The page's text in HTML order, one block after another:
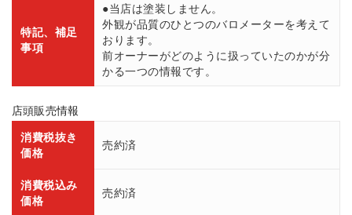
特記、補足
事項
●当店は塗装しません。
外観が品質のひとつのバロメーターを考えて
おります。
前オーナーがどのように扱っていたのかが分
かる一つの情報です。
店頭販売情報
消費税抜き
価格
売約済
消費税込み
価格
売約済